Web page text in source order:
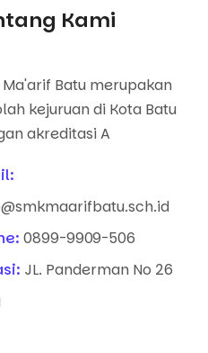
Kami
Ma'arif Batu merupakan
kejuruan di Kota Batu
akreditasi A
0899-9909-506
JL. Panderman No 26